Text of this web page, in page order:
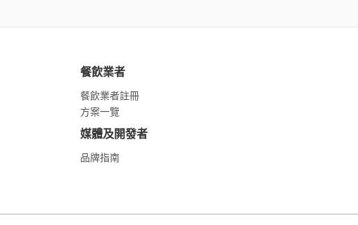
餐飲業者
餐飲業者註冊
方案一覽
媒體及開發者
品牌指南